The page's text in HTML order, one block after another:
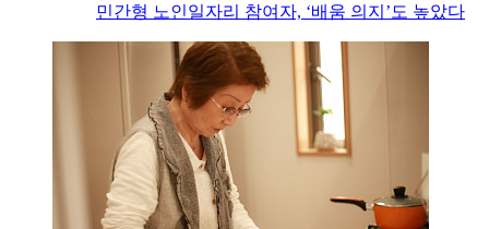
민간형 노인일자리 참여자, ‘배움 의지’도 높았다